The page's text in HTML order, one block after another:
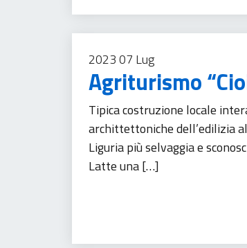
202307 Lug
Agriturismo
Tipica costruzione locale
archittettoniche dell’edilizia
Liguria più selvaggia e
Latte una […]